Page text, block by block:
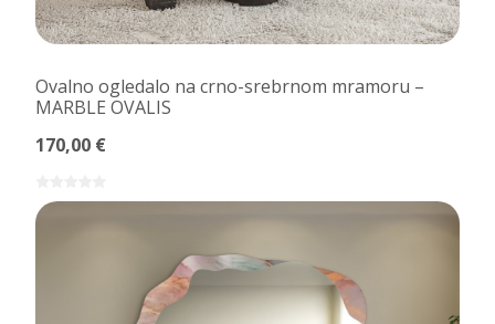
Ovalno ogledalo na crno-srebrnom mramoru –
MARBLE OVALIS
170,00 €